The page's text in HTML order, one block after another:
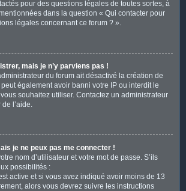
pour des questions légales de toutes sortes, à
dans la question « Qui contacter pour
légales concernant ce forum ? ».
mais je n’y parviens pas !
du forum ait désactivé la création de
également avoir banni votre IP ou interdit le
souhaitez utiliser. Contactez un administrateur
l’aide.
je ne peux pas me connecter !
nom d’utilisateur et votre mot de passe. S’ils
possibilités :
active et si vous avez indiqué avoir moins de 13
alors vous devrez suivre les instructions